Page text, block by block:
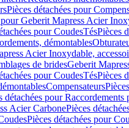
Pièces détachées pour
pour Geberit Mapress Acier
pour CoudesTésPièces
démontables
Acier Inoxydable,
de bridesGeberit
pour CoudesTésPièces
Compensateurs
détachées pour Raccordements
Acier CarbonePièces
Pièces détachées pour